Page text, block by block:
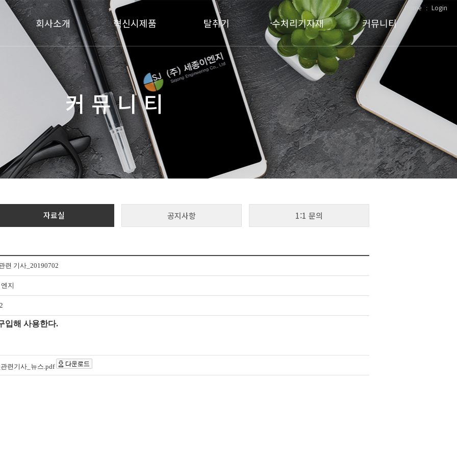
Home ː Login
회사소개
인사말
연혁
특허 및 인증서
찾아오시는 길
혁신시제품
구조 및 구성
개요 및 규격
제조 및 가공
기능 및 성능
탈취기
복합탈취기
바이오필터
약액 세정탈취장치
수처리기자재
스크린
드럼스크린
슬럿지 수집기
스컴스키머
스크류컨베이어
슬럿지 펌프 (LOBEPRO)
커뮤니티
납품현황
자료실
공지사항
1:1 문의
커 뮤 니 티
자료실 공지사항 1:1 문의
련 기사_20190702
지
입해 사용한다.
련기사_뉴스.pdf